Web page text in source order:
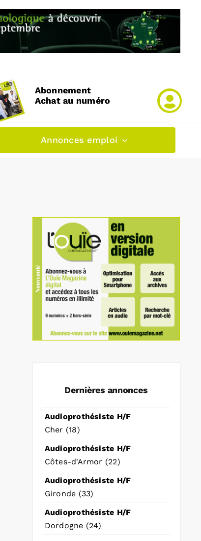
Abonnement
Achat au numéro
Annonces emploi
Dernières annonces
Audioprothésiste H/F
Cher (18)
Audioprothésiste H/F
Côtes-d'Armor (22)
Audioprothésiste H/F
Gironde (33)
Audioprothésiste H/F
Dordogne (24)